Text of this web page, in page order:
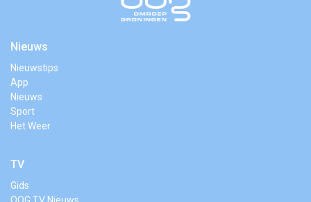
Nieuws
Nieuwstips
App
Nieuws
Sport
Het Weer
TV
Gids